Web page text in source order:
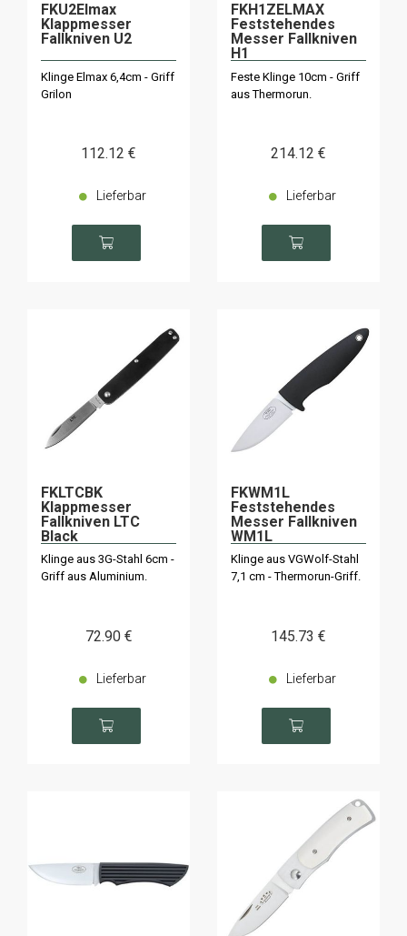
FKU2Elmax
Klappmesser
Fallkniven U2
Klinge Elmax 6,4cm - Griff
Grilon
112.12 €
Lieferbar
FKH1ZELMAX
Feststehendes
Messer Fallkniven
H1
Feste Klinge 10cm - Griff
aus Thermorun.
214.12 €
Lieferbar
FKLTCBK
Klappmesser
Fallkniven LTC
Black
Klinge aus 3G-Stahl 6cm -
Griff aus Aluminium.
72.90 €
Lieferbar
FKWM1L
Feststehendes
Messer Fallkniven
WM1L
Klinge aus VGWolf-Stahl
7,1 cm - Thermorun-Griff.
145.73 €
Lieferbar